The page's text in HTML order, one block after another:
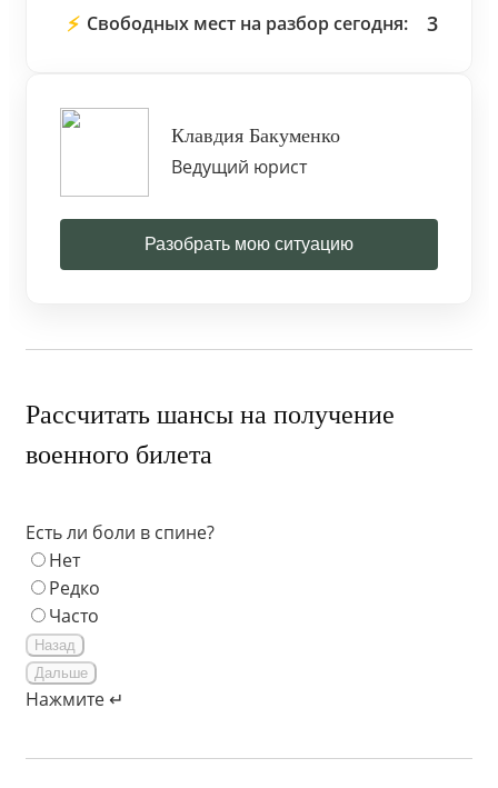
⚡ Свободных мест на разбор сегодня: 3
Клавдия Бакуменко
Ведущий юрист
Разобрать мою ситуацию
Рассчитать шансы на получение
военного билета
Есть ли боли в спине?
Нет
Редко
Часто
Назад
Дальше
Нажмите ↵